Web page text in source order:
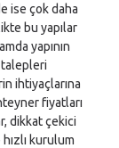
ise çok daha
bu yapılar
yapının
ihtiyaçlarına
fiyatları
dikkat çekici
kurulum